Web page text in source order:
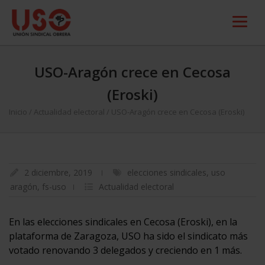
USO-Aragón crece en Cecosa
(Eroski)
Inicio Actualidad electoral USO-Aragón crece en Cecosa (Eroski)
2 diciembre, 2019 elecciones sindicales, uso
aragón, fs-uso Actualidad electoral
En las elecciones sindicales en Cecosa (Eroski), en la
plataforma de Zaragoza, USO ha sido el sindicato más
votado renovando 3 delegados y creciendo en 1 más.